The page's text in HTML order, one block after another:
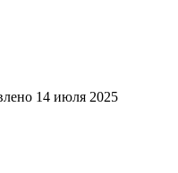
14 июля 2025